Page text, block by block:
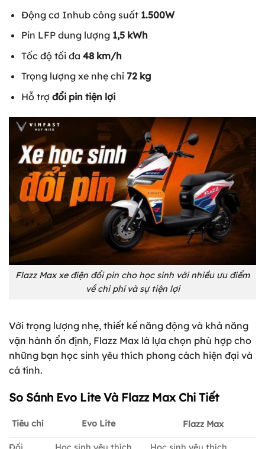
Động cơ Inhub công suất 1.500W
Pin LFP dung lượng 1,5 kWh
Tốc độ tối đa 48 km/h
Trọng lượng xe nhẹ chỉ 72 kg
Hỗ trợ đổi pin tiện lợi
Flazz Max xe điện đổi pin cho học sinh với nhiều ưu điểm
về chi phí và sự tiện lợi
Với trọng lượng nhẹ, thiết kế năng động và khả năng
vận hành ổn định, Flazz Max là lựa chọn phù hợp cho
những bạn học sinh yêu thích phong cách hiện đại và
cá tính.
So Sánh Evo Lite Và Flazz Max Chi Tiết
Tiêu chí Evo Lite Flazz Max